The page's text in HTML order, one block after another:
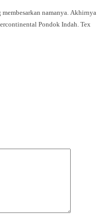
namanya. Akhirnya
Pondok Indah. Tex